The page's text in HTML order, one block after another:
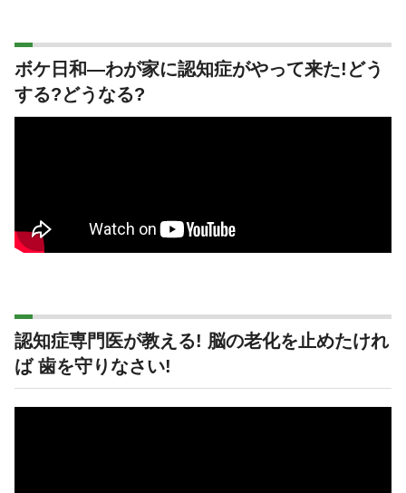
ボケ日和―わが家に認知症がやって来た!どう
する?どうなる?
認知症専門医が教える! 脳の老化を止めたけれ
ば 歯を守りなさい!